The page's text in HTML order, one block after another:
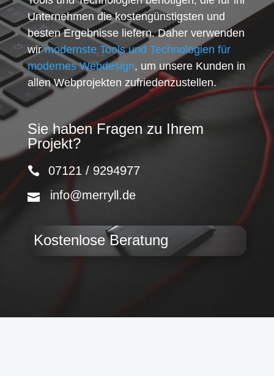
Unternehmen die kostengünstigsten und
besten Ergebnisse liefern. Daher verwenden
wirmodernste Tools und Technologien für
modernes Webdesign, um unsere Kunden in
allen Webprojekten zufriedenzustellen.
Sie haben Fragen zu Ihrem
Projekt?
07121 / 9294977
info@merryll.de
Kostenlose Beratung